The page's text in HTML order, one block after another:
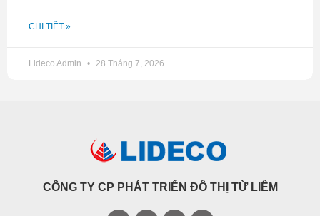
CHI TIẾT »
Lideco Admin 28 Tháng 7, 2026
CÔNG TY CP PHÁT TRIỂN ĐÔ THỊ TỪ LIÊM